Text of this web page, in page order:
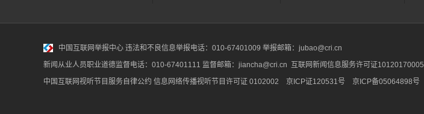
中国互联网举报中心 违法和不良信息举报电话：010-67401009 举报邮箱：jubao@cri.cn
新闻从业人员职业道德监督电话：010-67401111 监督邮箱：jiancha@cri.cn 互联网新闻信息服务许可证10120170005
中国互联网视听节目服务自律公约 信息网络传播视听节目许可证 0102002 京ICP证120531号 京ICP备05064898号